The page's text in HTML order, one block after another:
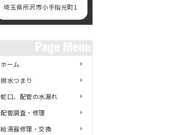
埼玉県所沢市小手指元町1
ホーム
排水つまり
蛇口、配管の水漏れ
配管調査・修理
給湯器修理・交換